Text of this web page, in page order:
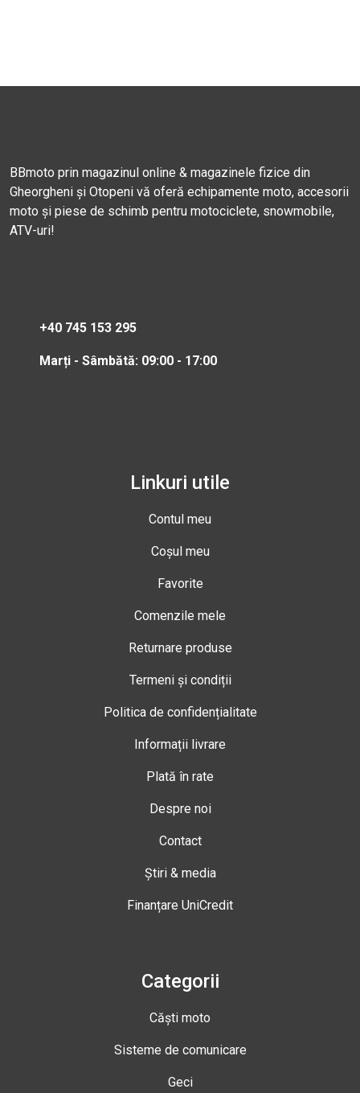
BBmoto prin magazinul online & magazinele fizice din
Gheorgheni și Otopeni vă oferă echipamente moto, accesorii
moto și piese de schimb pentru motociclete, snowmobile,
ATV-uri!
+40 745 153 295
Marți - Sâmbătă: 09:00 - 17:00
Linkuri utile
Contul meu
Coșul meu
Favorite
Comenzile mele
Returnare produse
Termeni și condiții
Politica de confidențialitate
Informații livrare
Plată în rate
Despre noi
Contact
Știri & media
Finanțare UniCredit
Categorii
Căști moto
Sisteme de comunicare
Geci